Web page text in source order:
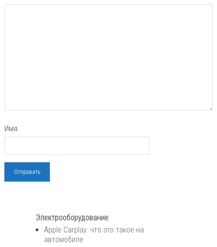
Имя
Электрооборудование
Apple Carplay: что это такое на
автомобиле